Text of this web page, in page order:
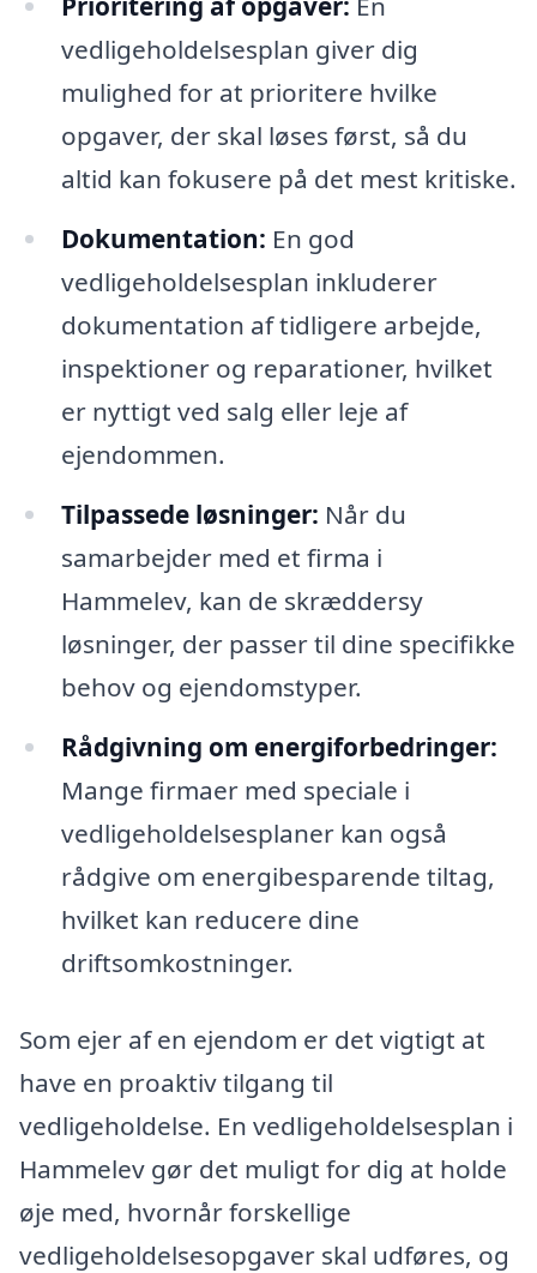
vedligeholdelsesplan giver dig
mulighed for at prioritere hvilke
opgaver, der skal løses først, så du
altid kan fokusere på det mest kritiske.
Dokumentation: En god
vedligeholdelsesplan inkluderer
dokumentation af tidligere arbejde,
inspektioner og reparationer, hvilket
er nyttigt ved salg eller leje af
ejendommen.
Tilpassede løsninger: Når du
samarbejder med et firma i
Hammelev, kan de skræddersy
løsninger, der passer til dine specifikke
behov og ejendomstyper.
Rådgivning om energiforbedringer:
Mange firmaer med speciale i
vedligeholdelsesplaner kan også
rådgive om energibesparende tiltag,
hvilket kan reducere dine
driftsomkostninger.
Som ejer af en ejendom er det vigtigt at
have en proaktiv tilgang til
vedligeholdelse. En vedligeholdelsesplan i
Hammelev gør det muligt for dig at holde
øje med, hvornår forskellige
vedligeholdelsesopgaver skal udføres, og